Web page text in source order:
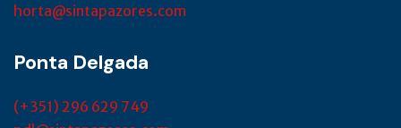
horta@sintapazores.com
Ponta Delgada
(+351) 296 629 749